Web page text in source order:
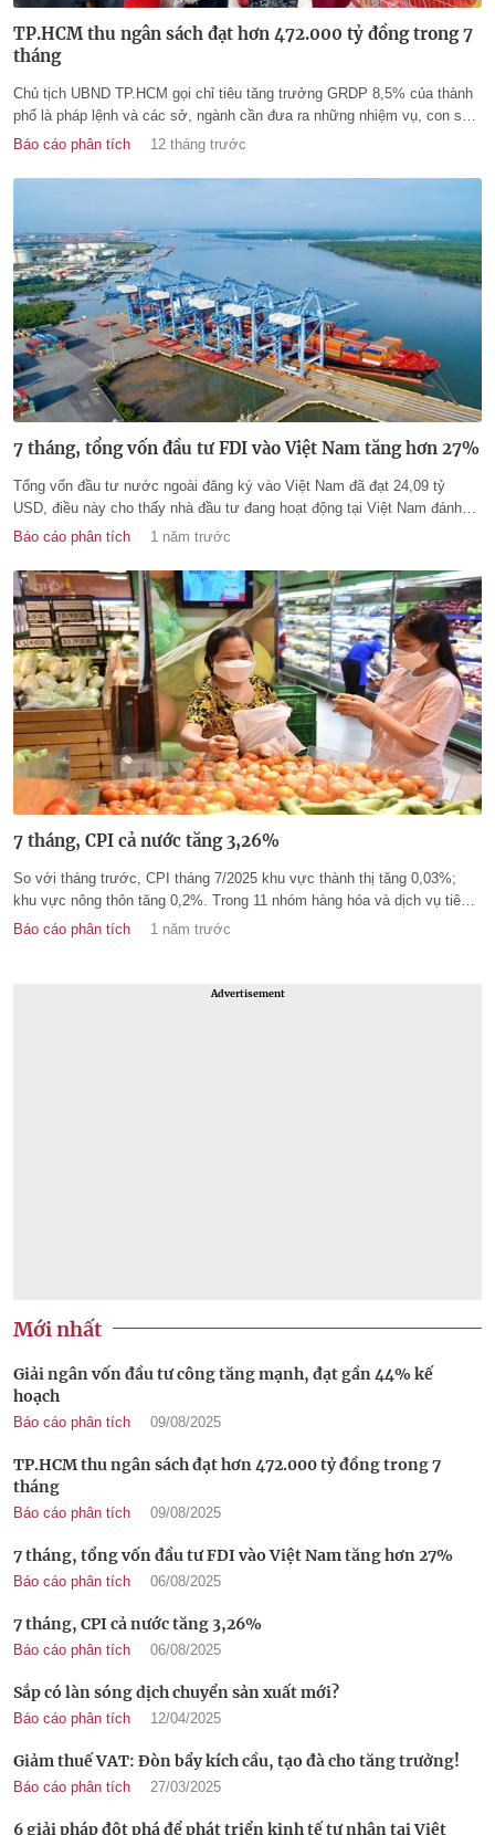
TP.HCM thu ngân sách đạt hơn 472.000 tỷ đồng trong 7
tháng
Chủ tịch UBND TP.HCM gọi chỉ tiêu tăng trưởng GRDP 8,5% của thành
phố là pháp lệnh và các sở, ngành cần đưa ra những nhiệm vụ, con số
cụ thể để hoàn thành.
Báo cáo phân tích 12 tháng trước
7 tháng, tổng vốn đầu tư FDI vào Việt Nam tăng hơn 27%
Tổng vốn đầu tư nước ngoài đăng ký vào Việt Nam đã đạt 24,09 tỷ
USD, điều này cho thấy nhà đầu tư đang hoạt động tại Việt Nam đánh
giá cao môi trường kinh doanh và triển vọng của nền kinh tế.
Báo cáo phân tích 1 năm trước
7 tháng, CPI cả nước tăng 3,26%
So với tháng trước, CPI tháng 7/2025 khu vực thành thị tăng 0,03%;
khu vực nông thôn tăng 0,2%. Trong 11 nhóm hàng hóa và dịch vụ tiêu
dùng chính, có 9 nhóm hàng tăng giá, 2 nhóm hàng giảm giá.
Báo cáo phân tích 1 năm trước
Advertisement
Mới nhất
Giải ngân vốn đầu tư công tăng mạnh, đạt gần 44% kế
hoạch
Báo cáo phân tích 09/08/2025
TP.HCM thu ngân sách đạt hơn 472.000 tỷ đồng trong 7
tháng
Báo cáo phân tích 09/08/2025
7 tháng, tổng vốn đầu tư FDI vào Việt Nam tăng hơn 27%
Báo cáo phân tích 06/08/2025
7 tháng, CPI cả nước tăng 3,26%
Báo cáo phân tích 06/08/2025
Sắp có làn sóng dịch chuyển sản xuất mới?
Báo cáo phân tích 12/04/2025
Giảm thuế VAT: Đòn bẩy kích cầu, tạo đà cho tăng trưởng!
Báo cáo phân tích 27/03/2025
6 giải pháp đột phá để phát triển kinh tế tư nhân tại Việt